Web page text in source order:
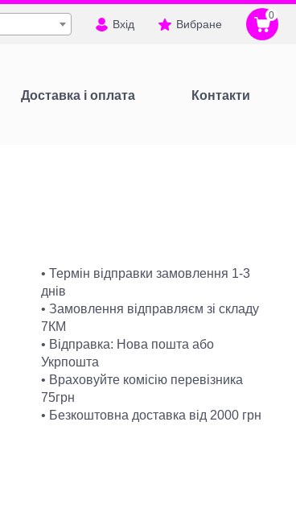
Вхід Вибране
0
Доставка і оплата Контакти
• Термін відправки замовлення 1-3
днів
• Замовлення відправляєм зі складу
7КМ
• Відправка: Нова пошта або
Укрпошта
• Враховуйте комісію перевізника
75грн
• Безкоштовна доставка від 2000 грн